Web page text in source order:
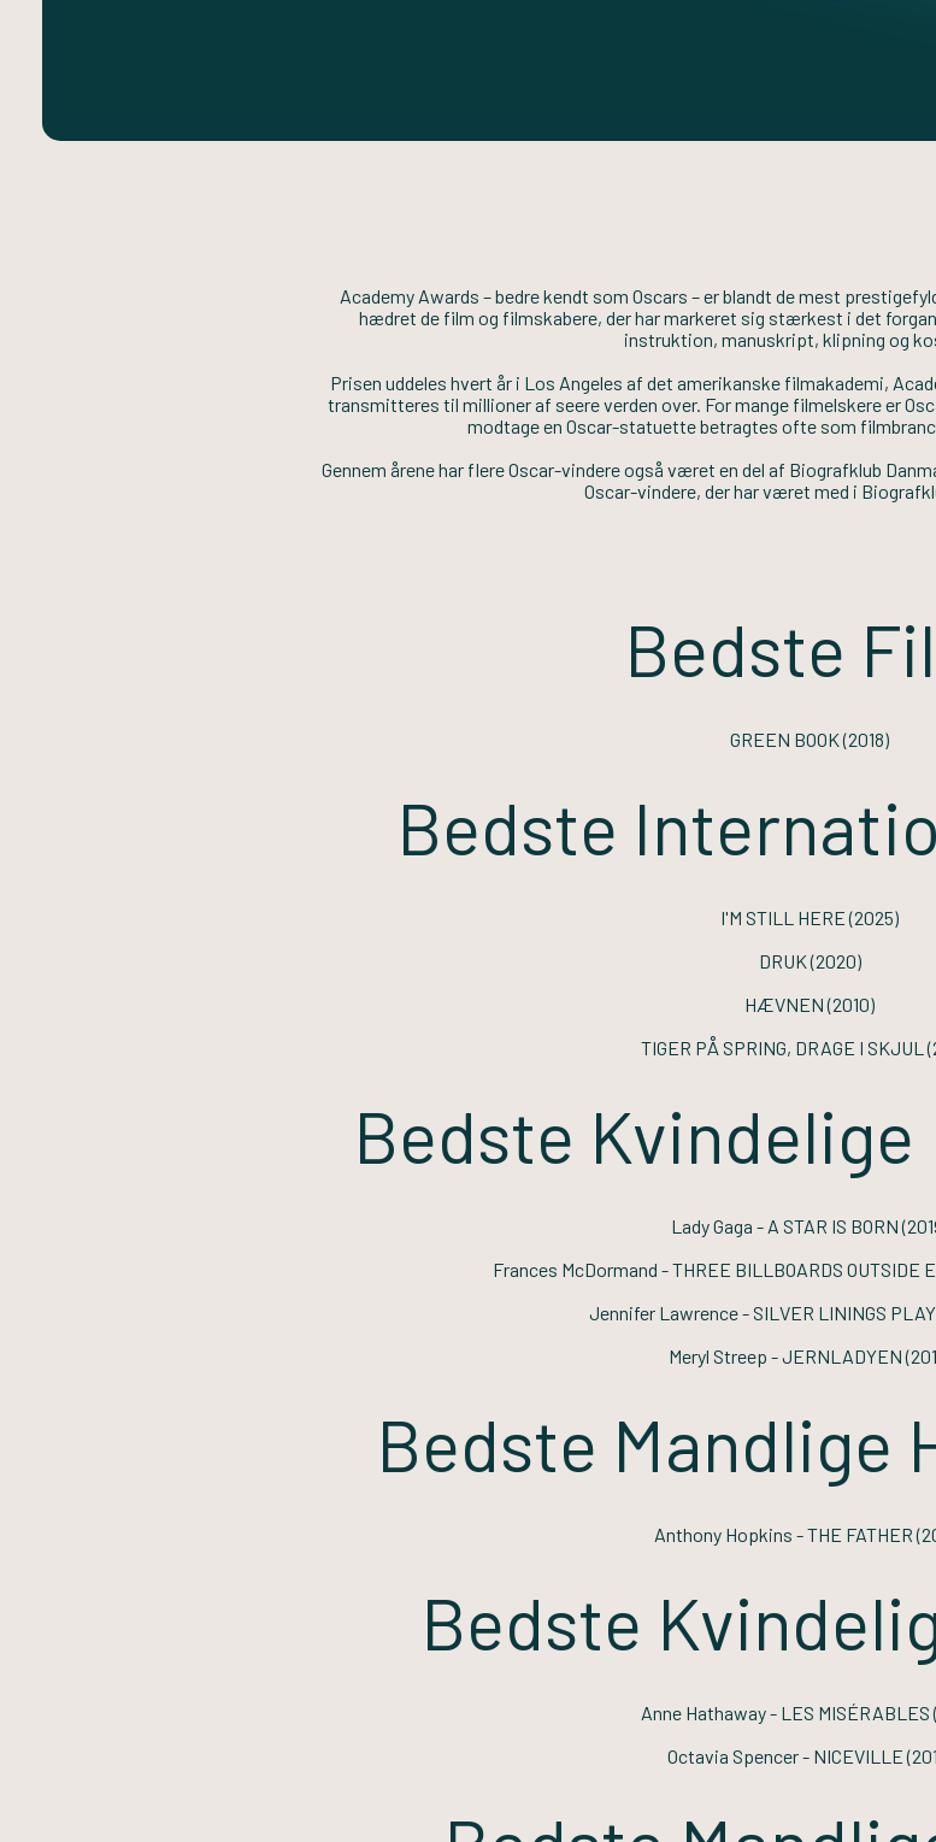
Academy Awards – bedre kendt som Oscars – er blandt de mest
hædret de film og filmskabere, der har markeret sig stærkest i det
instruktion, manuskript, klipning og
Prisen uddeles hvert år i Los Angeles af det amerikanske filmakademi,
transmitteres til millioner af seere verden over. For mange filmelskere er
modtage en Oscar-statuette betragtes ofte som
Gennem årene har flere Oscar-vindere også været en del af Biografklub
Oscar-vindere, der har været med i
Bedste
GREEN BOOK(2018)
Bedste
I'M STILL HERE(2025)
DRUK(2020)
HÆVNEN(2010)
TIGER PÅ SPRING, DRAGE I SKJUL
Bedste
Lady Gaga - A STAR IS BORN
Frances McDormand -THREE BILLBOARDS OUTSIDE
Jennifer Lawrence - SILVER LININGS
Meryl Streep -JERNLADYEN
Bedste Mandlige
Anthony Hopkins -THE FATHER
Bedste
Anne Hathaway -LES MISÉRABLES
Octavia Spencer - NICEVILLE